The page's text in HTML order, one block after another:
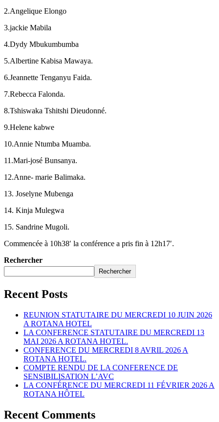
2.Angelique Elongo
3.jackie Mabila
4.Dydy Mbukumbumba
5.Albertine Kabisa Mawaya.
6.Jeannette Tenganyu Faida.
7.Rebecca Falonda.
8.Tshiswaka Tshitshi Dieudonné.
9.Helene kabwe
10.Annie Ntumba Muamba.
11.Mari-josé Bunsanya.
12.Anne- marie Balimaka.
13. Joselyne Mubenga
14. Kinja Mulegwa
15. Sandrine Mugoli.
Commencée à 10h38′ la conférence a pris fin à 12h17′.
Rechercher
Rechercher
Recent Posts
REUNION STATUTAIRE DU MERCREDI 10 JUIN 2026
A ROTANA HOTEL
LA CONFERENCE STATUTAIRE DU MERCREDI 13
MAI 2026 A ROTANA HOTEL.
CONFERENCE DU MERCREDI 8 AVRIL 2026 A
ROTANA HOTEL.
COMPTE RENDU DE LA CONFERENCE DE
SENSIBILISATION L’AVC
LA CONFÉRENCE DU MERCREDI 11 FÉVRIER 2026 A
ROTANA HÔTEL
Recent Comments